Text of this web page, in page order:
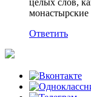
целых слов,
Ответить